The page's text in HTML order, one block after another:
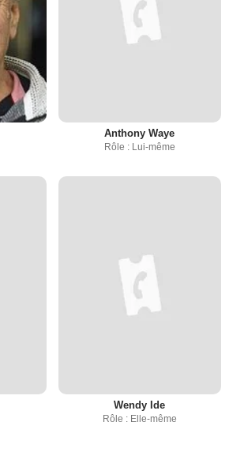
Anthony Waye
Rôle : Lui-même
Wendy Ide
Rôle : Elle-même